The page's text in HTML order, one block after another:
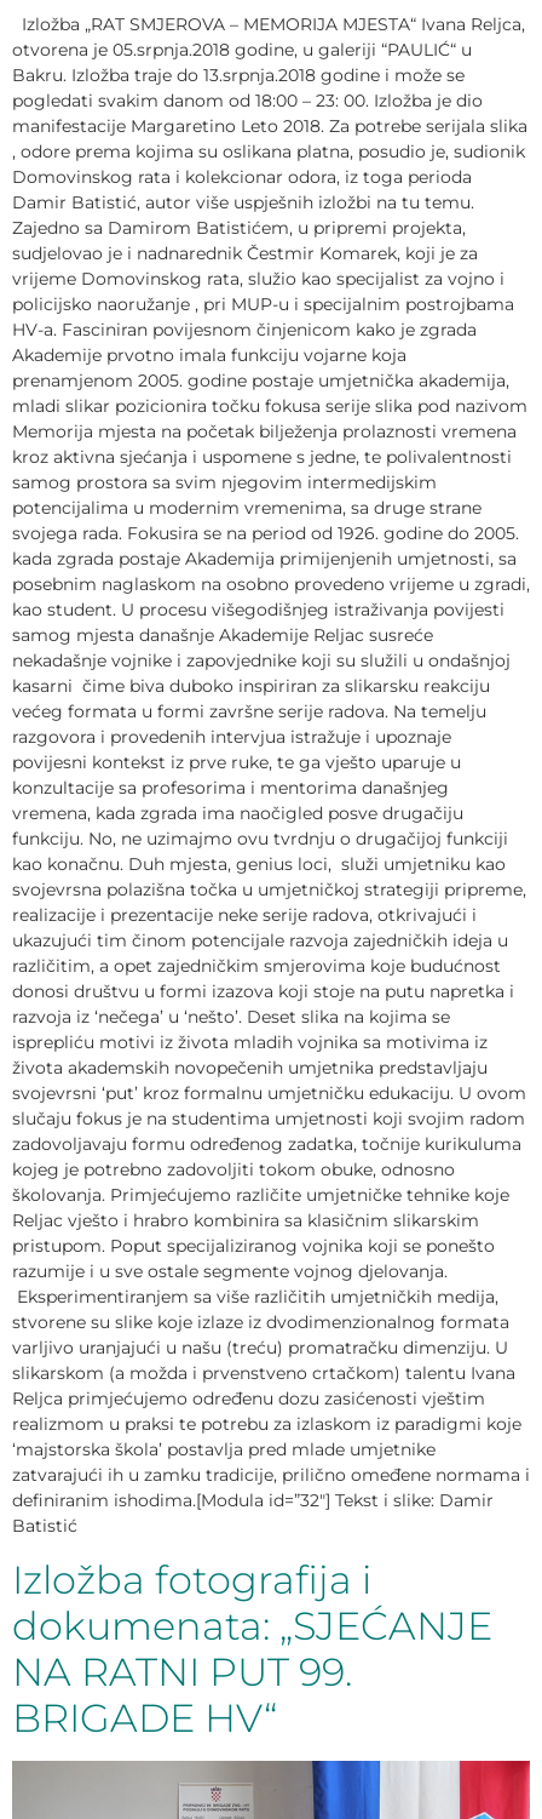
Izložba „RAT SMJEROVA – MEMORIJA MJESTA“ Ivana Reljca,
otvorena je 05.srpnja.2018 godine, u galeriji “PAULIĆ“ u
Bakru. Izložba traje do 13.srpnja.2018 godine i može se
pogledati svakim danom od 18:00 – 23: 00. Izložba je dio
manifestacije Margaretino Leto 2018. Za potrebe serijala slika
, odore prema kojima su oslikana platna, posudio je, sudionik
Domovinskog rata i kolekcionar odora, iz toga perioda
Damir Batistić, autor više uspješnih izložbi na tu temu.
Zajedno sa Damirom Batistićem, u pripremi projekta,
sudjelovao je i nadnarednik Čestmir Komarek, koji je za
vrijeme Domovinskog rata, služio kao specijalist za vojno i
policijsko naoružanje , pri MUP-u i specijalnim postrojbama
HV-a. Fasciniran povijesnom činjenicom kako je zgrada
Akademije prvotno imala funkciju vojarne koja
prenamjenom 2005. godine postaje umjetnička akademija,
mladi slikar pozicionira točku fokusa serije slika pod nazivom
Memorija mjesta na početak bilježenja prolaznosti vremena
kroz aktivna sjećanja i uspomene s jedne, te polivalentnosti
samog prostora sa svim njegovim intermedijskim
potencijalima u modernim vremenima, sa druge strane
svojega rada. Fokusira se na period od 1926. godine do 2005.
kada zgrada postaje Akademija primijenjenih umjetnosti, sa
posebnim naglaskom na osobno provedeno vrijeme u zgradi,
kao student. U procesu višegodišnjeg istraživanja povijesti
samog mjesta današnje Akademije Reljac susreće
nekadašnje vojnike i zapovjednike koji su služili u ondašnjoj
kasarni čime biva duboko inspiriran za slikarsku reakciju
većeg formata u formi završne serije radova. Na temelju
razgovora i provedenih intervjua istražuje i upoznaje
povijesni kontekst iz prve ruke, te ga vješto uparuje u
konzultacije sa profesorima i mentorima današnjeg
vremena, kada zgrada ima naočigled posve drugačiju
funkciju. No, ne uzimajmo ovu tvrdnju o drugačijoj funkciji
kao konačnu. Duh mjesta, genius loci, služi umjetniku kao
svojevrsna polazišna točka u umjetničkoj strategiji pripreme,
realizacije i prezentacije neke serije radova, otkrivajući i
ukazujući tim činom potencijale razvoja zajedničkih ideja u
različitim, a opet zajedničkim smjerovima koje budućnost
donosi društvu u formi izazova koji stoje na putu napretka i
razvoja iz ‘nečega’ u ‘nešto’. Deset slika na kojima se
isprepliću motivi iz života mladih vojnika sa motivima iz
života akademskih novopečenih umjetnika predstavljaju
svojevrsni ‘put’ kroz formalnu umjetničku edukaciju. U ovom
slučaju fokus je na studentima umjetnosti koji svojim radom
zadovoljavaju formu određenog zadatka, točnije kurikuluma
kojeg je potrebno zadovoljiti tokom obuke, odnosno
školovanja. Primjećujemo različite umjetničke tehnike koje
Reljac vješto i hrabro kombinira sa klasičnim slikarskim
pristupom. Poput specijaliziranog vojnika koji se ponešto
razumije i u sve ostale segmente vojnog djelovanja.
Eksperimentiranjem sa više različitih umjetničkih medija,
stvorene su slike koje izlaze iz dvodimenzionalnog formata
varljivo uranjajući u našu (treću) promatračku dimenziju. U
slikarskom (a možda i prvenstveno crtačkom) talentu Ivana
Reljca primjećujemo određenu dozu zasićenosti vještim
realizmom u praksi te potrebu za izlaskom iz paradigmi koje
‘majstorska škola’ postavlja pred mlade umjetnike
zatvarajući ih u zamku tradicije, prilično omeđene normama i
definiranim ishodima.[Modula id=”32″] Tekst i slike: Damir
Batistić
Izložba fotografija i
dokumenata: „SJEĆANJE
NA RATNI PUT 99.
BRIGADE HV“